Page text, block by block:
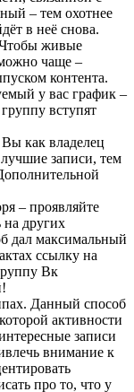
– тем охотнее
в неё снова.
Чтобы живые
чаще –
контента.
у вас график –
вступят
как владелец
записи, тем
– проявляйте
других
дал максимальный
ссылку на
Вк
Данный способ
активности
записи
внимание к
про то, что у